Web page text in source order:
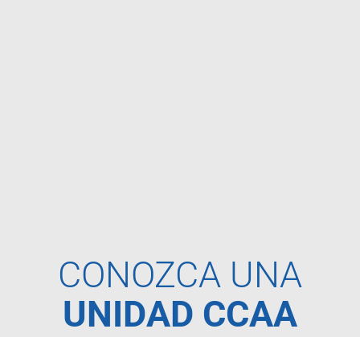
CONOZCA UNA
UNIDAD CCAA